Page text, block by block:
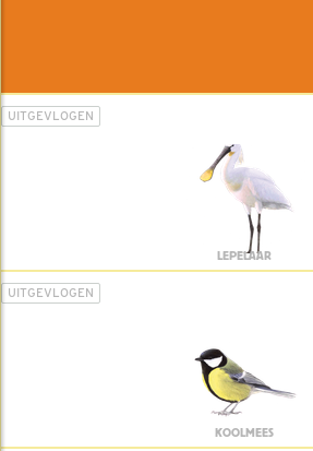
UITGEVLOGEN
LEPELAAR
UITGEVLOGEN
KOOLMEES